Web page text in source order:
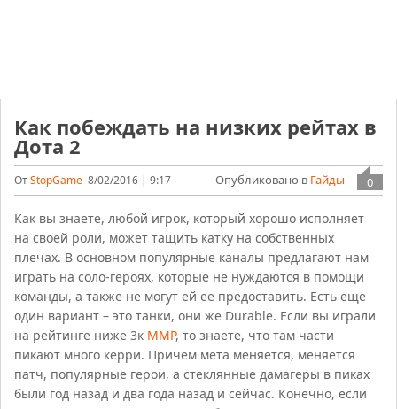
Как побеждать на низких рейтах в
Дота 2
ОтStopGame 8/02/2016 | 9:17 0
Опубликовано в Гайды
Как вы знаете, любой игрок, который хорошо исполняет
на своей роли, может тащить катку на собственных
плечах. В основном популярные каналы предлагают нам
играть на соло-героях, которые не нуждаются в помощи
команды, а также не могут ей ее предоставить. Есть еще
один вариант – это танки, они же Durable. Если вы играли
на рейтинге ниже 3к ММР, то знаете, что там части
пикают много керри. Причем мета меняется, меняется
патч, популярные герои, а стеклянные дамагеры в пиках
были год назад и два года назад и сейчас. Конечно, если